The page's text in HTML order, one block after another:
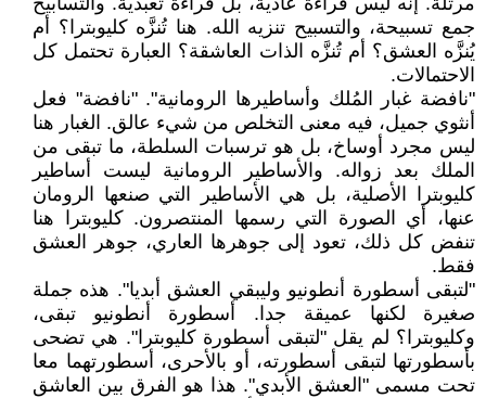
جمع تسبيحة، والتسبيح تنزيه الله. هنا تُنزَّه كليوبترا؟ أم
يُنزَّه العشق؟ أم تُنزَّه الذات العاشقة؟ العبارة تحتمل كل
الاحتمالات.
"نافضة غبار المُلك وأساطيرها الرومانية". "نافضة" فعل
أنثوي جميل، فيه معنى التخلص من شيء عالق. الغبار هنا
ليس مجرد أوساخ، بل هو ترسبات السلطة، ما تبقى من
الملك بعد زواله. والأساطير الرومانية ليست أساطير
كليوبترا الأصلية، بل هي الأساطير التي صنعها الرومان
عنها، أي الصورة التي رسمها المنتصرون. كليوبترا هنا
تنفض كل ذلك، تعود إلى جوهرها العاري، جوهر العشق
فقط.
"لتبقى أسطورة أنطونيو وليبقي العشق أبديا". هذه جملة
صغيرة لكنها عميقة جدا. أسطورة أنطونيو تبقى،
وكليوبترا؟ لم يقل "لتبقى أسطورة كليوبترا". هي تضحى
بأسطورتها لتبقى أسطورته، أو بالأحرى، أسطورتهما معا
تحت مسمى "العشق الأبدي". هذا هو الفرق بين العاشق